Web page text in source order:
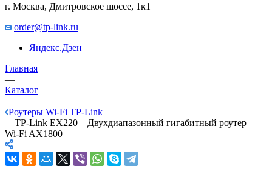
г. Москва, Дмитровское шоссе, 1к1
order@tp-link.ru
Яндекс.Дзен
Главная
—
Каталог
—
Роутеры Wi-Fi TP-Link
—TP-Link EX220 – Двухдиапазонный гигабитный роутер
Wi‑Fi AX1800